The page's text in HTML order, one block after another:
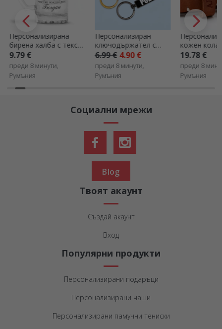
Персонализирана
бирена халба с текст
- Royalty
9.79 €
преди 8 минути,
Румъния
Персонализиран
ключодържател с
номер на кола
6.99 €4.90 €
преди 8 минути,
Румъния
кожен
19.78 €
преди 8
Румъния
Социални мрежи
Blog
Твоят акаунт
Създай акаунт
Вход
Популярни продукти
Персонализирани подаръци
Персонализирани чаши
Персонализирани памучни тениски